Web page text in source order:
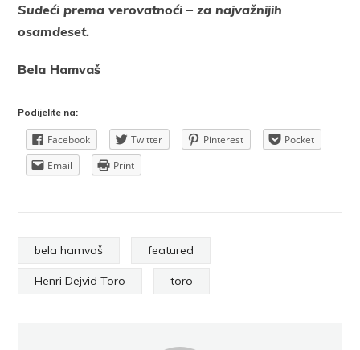
Sudeći prema verovatnoći – za najvažnijih
osamdeset.
Bela Hamvaš
Podijelite na:
Facebook Twitter Pinterest
Pocket
Email
Print
bela hamvaš featured
Henri Dejvid Toro toro